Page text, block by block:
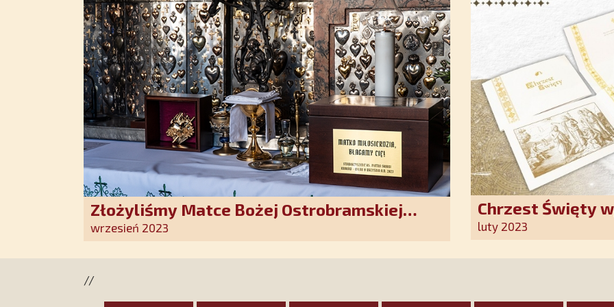
Złożyliśmy Matce Bożej Ostrobramskiej
pozłacane wotum
wrzesień 2023
Chrzest Święty
Kościoła. Nasz
luty 2023
//